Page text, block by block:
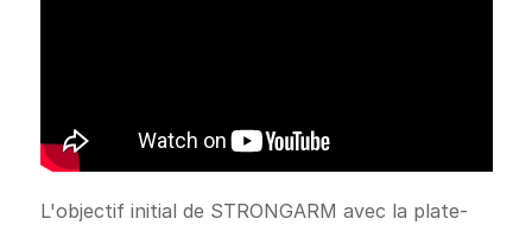
L'objectif initial de STRONGARM avec la plate-